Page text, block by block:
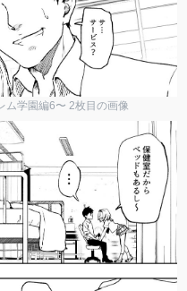
ム学園編6〜 2枚目の画像